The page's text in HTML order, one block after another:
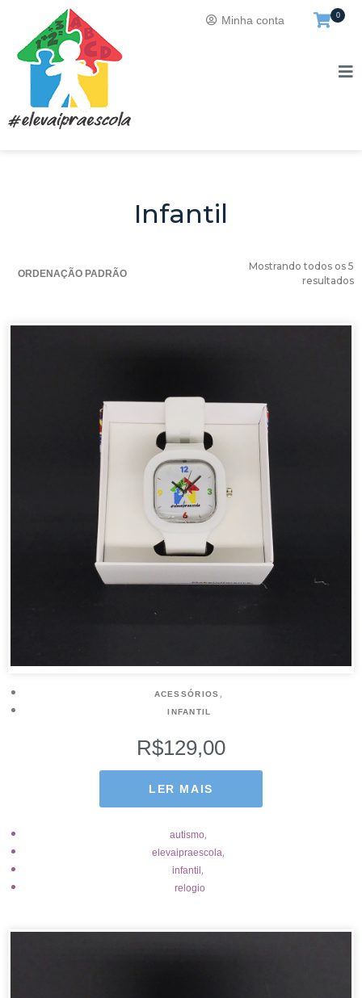
Minha conta 0
Infantil
Mostrando todos os 5
resultados
ACESSÓRIOS ,
INFANTIL
R$129,00
LER MAIS
autismo,
elevaipraescola,
infantil ,
relogio